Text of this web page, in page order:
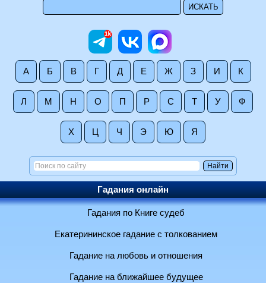
А Б В Г Д Е Ж З И К
Л М Н О П Р С Т У Ф
Х Ц Ч Э Ю Я
Гадания онлайн
Гадания по Книге судеб
Екатерининское гадание с толкованием
Гадание на любовь и отношения
Гадание на ближайшее будущее